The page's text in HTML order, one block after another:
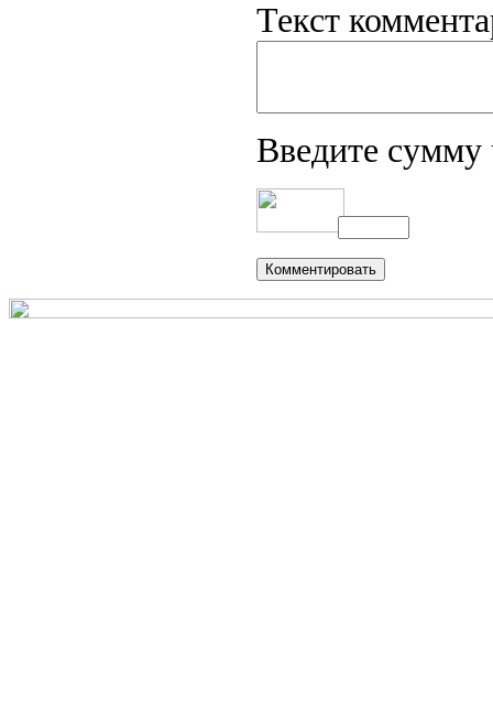
Текст
Введите сумму